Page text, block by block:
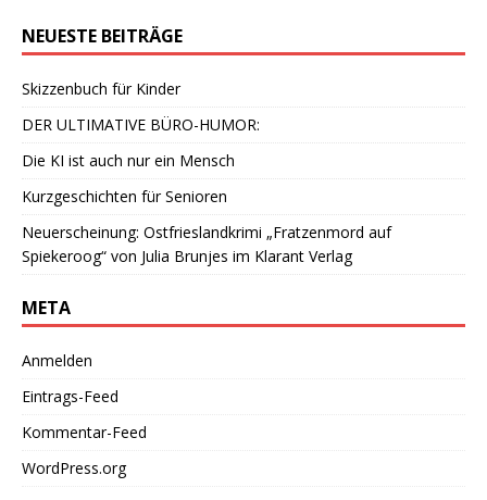
NEUESTE BEITRÄGE
Skizzenbuch für Kinder
DER ULTIMATIVE BÜRO-HUMOR:
Die KI ist auch nur ein Mensch
Kurzgeschichten für Senioren
Neuerscheinung: Ostfrieslandkrimi „Fratzenmord auf
Spiekeroog“ von Julia Brunjes im Klarant Verlag
META
Anmelden
Eintrags-Feed
Kommentar-Feed
WordPress.org